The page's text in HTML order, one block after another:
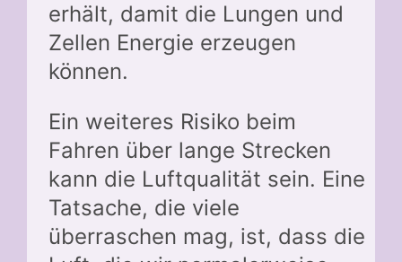
erhält, damit die Lungen und
Zellen Energie erzeugen
können.
Ein weiteres Risiko beim
Fahren über lange Strecken
kann die Luftqualität sein. Eine
Tatsache, die viele
überraschen mag, ist, dass die